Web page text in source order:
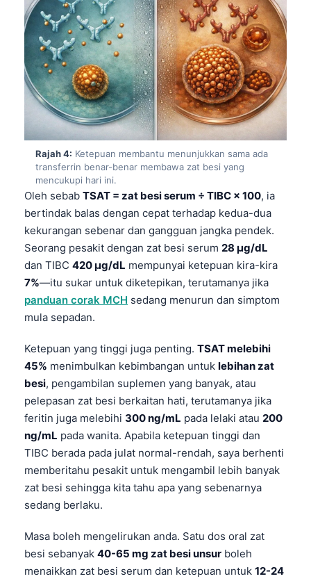
Rajah 4: Ketepuan membantu menunjukkan sama ada
transferrin benar-benar membawa zat besi yang
mencukupi hari ini.
Oleh sebab TSAT = zat besi serum ÷ TIBC × 100, ia
bertindak balas dengan cepat terhadap kedua-dua
kekurangan sebenar dan gangguan jangka pendek.
Seorang pesakit dengan zat besi serum 28 µg/dL
dan TIBC 420 µg/dL mempunyai ketepuan kira-kira
7%—itu sukar untuk diketepikan, terutamanya jika
panduan corak MCH sedang menurun dan simptom
mula sepadan.
Ketepuan yang tinggi juga penting. TSAT melebihi
45% menimbulkan kebimbangan untuk lebihan zat
besi, pengambilan suplemen yang banyak, atau
pelepasan zat besi berkaitan hati, terutamanya jika
feritin juga melebihi 300 ng/mL pada lelaki atau 200
ng/mL pada wanita. Apabila ketepuan tinggi dan
TIBC berada pada julat normal-rendah, saya berhenti
memberitahu pesakit untuk mengambil lebih banyak
zat besi sehingga kita tahu apa yang sebenarnya
sedang berlaku.
Masa boleh mengelirukan anda. Satu dos oral zat
besi sebanyak 40-65 mg zat besi unsur boleh
menaikkan zat besi serum dan ketepuan untuk 12-24